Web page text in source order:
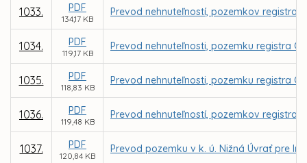
1033. PDF
134,17 KB
Prevod nehnuteľností, pozemkov registra
1034. PDF
119,17 KB
Prevod nehnuteľnosti, pozemku registra C
1035. PDF
118,83 KB
Prevod nehnuteľnosti, pozemku registra
1036. PDF
119,48 KB
Prevod nehnuteľností, pozemkov registra
1037. PDF
120,84 KB
Prevod pozemku v k. ú. Nižná Úvrať pre